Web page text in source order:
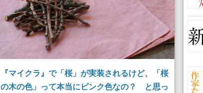
『マイクラ』で「桜」が実装されるけど、「桜
の木の色」って本当にピンク色なの？ と思っ